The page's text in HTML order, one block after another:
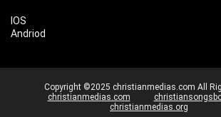
IOS
Andriod
Copyright ©2025 christianmedias.com All
christianmedias.com
christianmedias.org